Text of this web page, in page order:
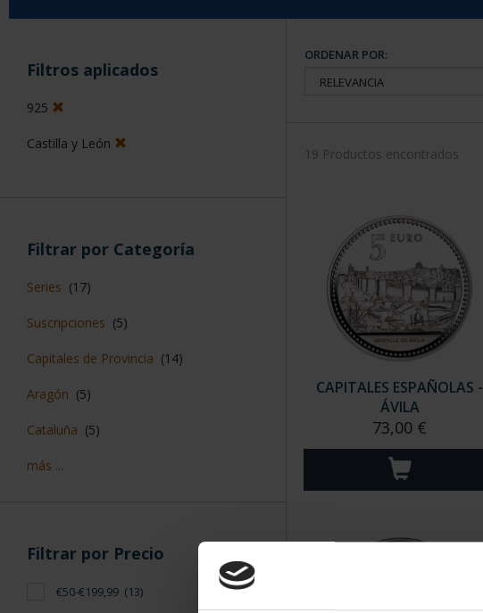
Filtros aplicados
925
Castilla y León
Filtrar por Categoría
Series (17)
Suscripciones (5)
Capitales de Provincia (14)
Aragón (5)
Cataluña (5)
más ...
Filtrar por Precio
€50-€199,99 (13)
ORDENAR POR:
19 Productos encontrados
CAPITALES ESPAÑOLAS -
ÁVILA
73,00 €